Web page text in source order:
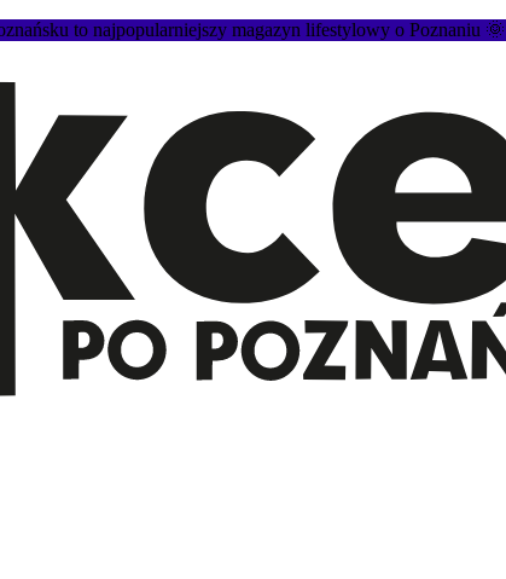
to najpopularniejszy magazyn lifestylowy o Poznaniu 🌞